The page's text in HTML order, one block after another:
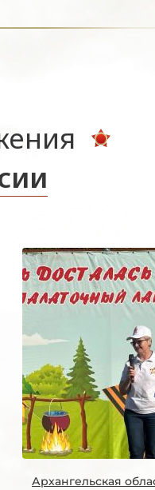
Архангельская